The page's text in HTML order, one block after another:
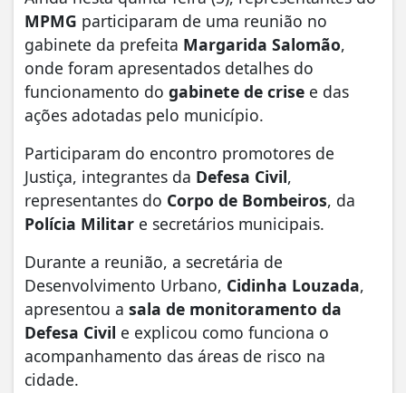
MPMG participaram de uma reunião no
gabinete da prefeita Margarida Salomão,
onde foram apresentados detalhes do
funcionamento do gabinete de crise e das
ações adotadas pelo município.
Participaram do encontro promotores de
Justiça, integrantes da Defesa Civil,
representantes do Corpo de Bombeiros, da
Polícia Militar e secretários municipais.
Durante a reunião, a secretária de
Desenvolvimento Urbano, Cidinha Louzada,
apresentou a sala de monitoramento da
Defesa Civil e explicou como funciona o
acompanhamento das áreas de risco na
cidade.